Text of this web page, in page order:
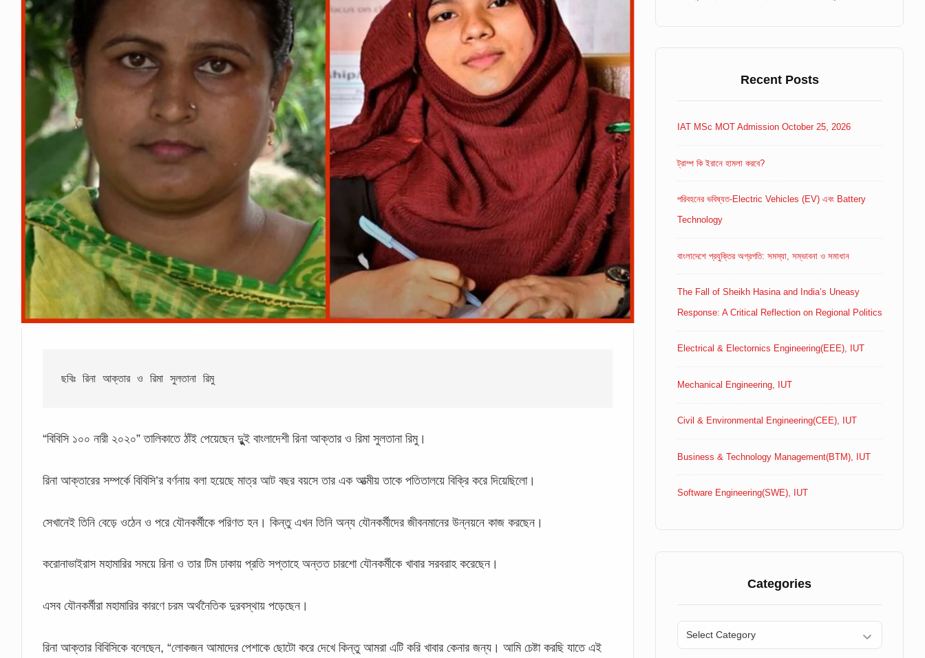
ছবিঃ রিনা আক্তার ও রিমা সুলতানা রিমু
“বিবিসি ১০০ নারী ২০২০” তালিকাতে ঠাঁই পেয়েছেন দুুুুই বাংলাদেশী রিনা আক্তার ও রিমা সুলতানা রিমু।
রিনা আক্তারের সম্পর্কে বিবিসি’র বর্ণনায় বলা হয়েছে মাত্র আট বছর বয়সে তার এক আত্মীয় তাকে পতিতালয়ে বিক্রি করে দিয়েছিলো।
সেখানেই তিনি বেড়ে ওঠেন ও পরে যৌনকর্মীকে পরিণত হন। কিন্তু এখন তিনি অন্য যৌনকর্মীদের জীবনমানের উন্নয়নে কাজ করছেন।
করোনাভাইরাস মহামারির সময়ে রিনা ও তার টিম ঢাকায় প্রতি সপ্তাহে অন্তত চারশো যৌনকর্মীকে খাবার সরবরাহ করেছেন।
এসব যৌনকর্মীরা মহামারির কারণে চরম অর্থনৈতিক দুরবস্থায় পড়েছেন।
রিনা আক্তার বিবিসিকে বলেছেন, “লোকজন আমাদের পেশাকে ছোটো করে দেখে কিন্তু আমরা এটি করি খাবার কেনার জন্য। আমি চেষ্টা করছি যাতে এই
Recent Posts
IAT MSc MOT Admission October 25, 2026
ট্রাম্প কি ইরানে হামলা করবে?
পরিবহনের ভবিষ্যত-Electric Vehicles (EV) এবং Battery
Technology
বাংলাদেশে প্রযুক্তির অগ্রগতি: সমস্যা, সম্ভাবনা ও সমাধান
The Fall of Sheikh Hasina and India’s Uneasy
Response: A Critical Reflection on Regional Politics
Electrical & Electornics Engineering(EEE), IUT
Mechanical Engineering, IUT
Civil & Environmental Engineering(CEE), IUT
Business & Technology Management(BTM), IUT
Software Engineering(SWE), IUT
Categories
Categories